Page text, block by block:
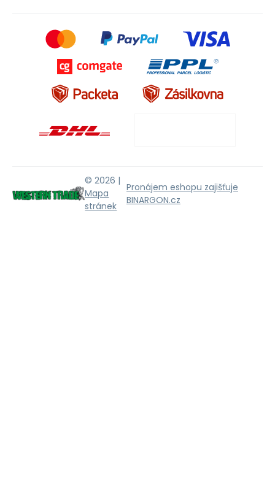
© 2026 |
Mapa
stránek
Pronájem eshopu zajišťuje
BINARGON.cz